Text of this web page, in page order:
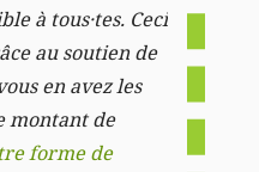
à tous·tes. Ceci
au soutien de
en avez les
montant de
forme de